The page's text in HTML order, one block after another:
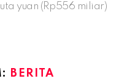
yuan (Rp556 miliar)
BERITA